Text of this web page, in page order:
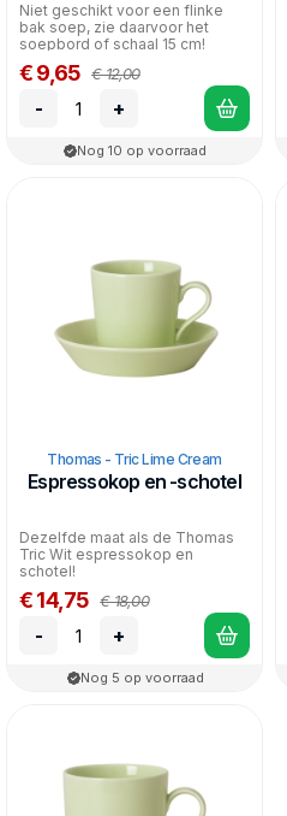
Niet geschikt voor een flinke
bak soep, zie daarvoor het
soepbord of schaal 15 cm!
€ 9,65 € 12,00
- +
Nog 10 op voorraad
Thomas - Tric Lime Cream
Espressokop en -schotel
Dezelfde maat als de Thomas
Tric Wit espressokop en
schotel!
€ 14,75 € 18,00
- +
Nog 5 op voorraad